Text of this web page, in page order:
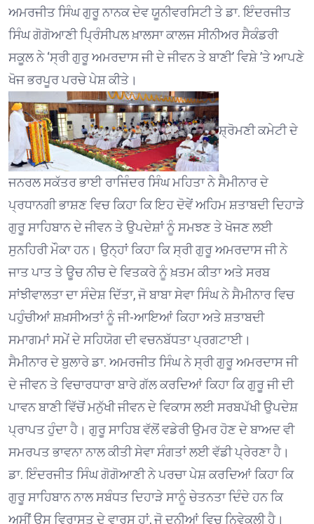
ਅਮਰਜੀਤ ਸਿੰਘ ਗੁਰੂ ਨਾਨਕ ਦੇਵ ਯੂਨੀਵਰਸਿਟੀ ਤੇ ਡਾ. ਇੰਦਰਜੀਤ
ਸਿੰਘ ਗੋਗੋਆਣੀ ਪ੍ਰਿੰਸੀਪਲ ਖ਼ਾਲਸਾ ਕਾਲਜ ਸੀਨੀਅਰ ਸੈਕੰਡਰੀ
ਸਕੂਲ ਨੇ ‘ਸ੍ਰੀ ਗੁਰੂ ਅਮਰਦਾਸ ਜੀ ਦੇ ਜੀਵਨ ਤੇ ਬਾਣੀ’ ਵਿਸ਼ੇ ’ਤੇ ਆਪਣੇ
ਖੋਜ ਭਰਪੂਰ ਪਰਚੇ ਪੇਸ਼ ਕੀਤੇ।
ਸ਼੍ਰੋਮਣੀ ਕਮੇਟੀ ਦੇ
ਜਨਰਲ ਸਕੱਤਰ ਭਾਈ ਰਾਜਿੰਦਰ ਸਿੰਘ ਮਹਿਤਾ ਨੇ ਸੈਮੀਨਾਰ ਦੇ
ਪ੍ਰਧਾਨਗੀ ਭਾਸ਼ਣ ਵਿਚ ਕਿਹਾ ਕਿ ਇਹ ਦੋਵੇਂ ਅਹਿਮ ਸ਼ਤਾਬਦੀ ਦਿਹਾੜੇ
ਗੁਰੂ ਸਾਹਿਬਾਨ ਦੇ ਜੀਵਨ ਤੇ ਉਪਦੇਸ਼ਾਂ ਨੂੰ ਸਮਝਣ ਤੇ ਖੋਜਣ ਲਈ
ਸੁਨਹਿਰੀ ਮੌਕਾ ਹਨ। ਉਨ੍ਹਾਂ ਕਿਹਾ ਕਿ ਸ੍ਰੀ ਗੁਰੂ ਅਮਰਦਾਸ ਜੀ ਨੇ
ਜਾਤ ਪਾਤ ਤੇ ਊਚ ਨੀਚ ਦੇ ਵਿਤਕਰੇ ਨੂੰ ਖ਼ਤਮ ਕੀਤਾ ਅਤੇ ਸਰਬ
ਸਾਂਝੀਵਾਲਤਾ ਦਾ ਸੰਦੇਸ਼ ਦਿੱਤਾ, ਜੋ ਬਾਬਾ ਸੇਵਾ ਸਿੰਘ ਨੇ ਸੈਮੀਨਾਰ ਵਿਚ
ਪਹੁੰਚੀਆਂ ਸ਼ਖ਼ਸੀਅਤਾਂ ਨੂੰ ਜੀ-ਆਇਆਂ ਕਿਹਾ ਅਤੇ ਸ਼ਤਾਬਦੀ
ਸਮਾਗਮਾਂ ਸਮੇਂ ਦੇ ਸਹਿਯੋਗ ਦੀ ਵਚਨਬੱਧਤਾ ਪ੍ਰਗਟਾਈ।
ਸੈਮੀਨਾਰ ਦੇ ਬੁਲਾਰੇ ਡਾ. ਅਮਰਜੀਤ ਸਿੰਘ ਨੇ ਸ੍ਰੀ ਗੁਰੂ ਅਮਰਦਾਸ ਜੀ
ਦੇ ਜੀਵਨ ਤੇ ਵਿਚਾਰਧਾਰਾ ਬਾਰੇ ਗੱਲ ਕਰਦਿਆਂ ਕਿਹਾ ਕਿ ਗੁਰੂ ਜੀ ਦੀ
ਪਾਵਨ ਬਾਣੀ ਵਿੱਚੋਂ ਮਨੁੱਖੀ ਜੀਵਨ ਦੇ ਵਿਕਾਸ ਲਈ ਸਰਬਪੱਖੀ ਉਪਦੇਸ਼
ਪ੍ਰਾਪਤ ਹੁੰਦਾ ਹੈ। ਗੁਰੂ ਸਾਹਿਬ ਵੱਲੋਂ ਵਡੇਰੀ ਉਮਰ ਹੋਣ ਦੇ ਬਾਅਦ ਵੀ
ਸਮਰਪਤ ਭਾਵਨਾ ਨਾਲ ਕੀਤੀ ਸੇਵਾ ਸੰਗਤਾਂ ਲਈ ਵੱਡੀ ਪ੍ਰੇਰਣਾ ਹੈ।
ਡਾ. ਇੰਦਰਜੀਤ ਸਿੰਘ ਗੋਗੋਆਣੀ ਨੇ ਪਰਚਾ ਪੇਸ਼ ਕਰਦਿਆਂ ਕਿਹਾ ਕਿ
ਗੁਰੂ ਸਾਹਿਬਾਨ ਨਾਲ ਸਬੰਧਤ ਦਿਹਾੜੇ ਸਾਨੂੰ ਚੇਤਨਤਾ ਦਿੰਦੇ ਹਨ ਕਿ
ਅਸੀਂ ਉਸ ਵਿਰਾਸਤ ਦੇ ਵਾਰਸ ਹਾਂ, ਜੋ ਦੁਨੀਆਂ ਵਿਚ ਨਿਵੇਕਲੀ ਹੈ।